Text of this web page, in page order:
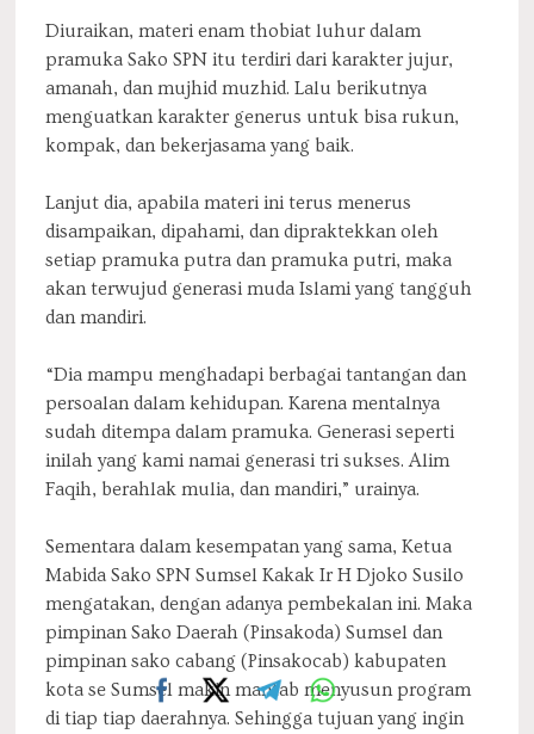
Diuraikan, materi enam thobiat luhur dalam
pramuka Sako SPN itu terdiri dari karakter jujur,
amanah, dan mujhid muzhid. Lalu berikutnya
menguatkan karakter generus untuk bisa rukun,
kompak, dan bekerjasama yang baik.
Lanjut dia, apabila materi ini terus menerus
disampaikan, dipahami, dan dipraktekkan oleh
setiap pramuka putra dan pramuka putri, maka
akan terwujud generasi muda Islami yang tangguh
dan mandiri.
“Dia mampu menghadapi berbagai tantangan dan
persoalan dalam kehidupan. Karena mentalnya
sudah ditempa dalam pramuka. Generasi seperti
inilah yang kami namai generasi tri sukses. Alim
Faqih, berahlak mulia, dan mandiri,” urainya.
Sementara dalam kesempatan yang sama, Ketua
Mabida Sako SPN Sumsel Kakak Ir H Djoko Susilo
mengatakan, dengan adanya pembekalan ini. Maka
pimpinan Sako Daerah (Pinsakoda) Sumsel dan
pimpinan sako cabang (Pinsakocab) kabupaten
kota se Sumsel makin mantab menyusun program
di tiap tiap daerahnya. Sehingga tujuan yang ingin